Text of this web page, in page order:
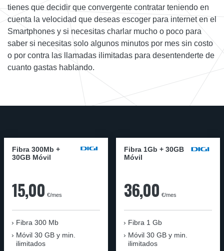
tienes que decidir que convergente contratar teniendo en
cuenta la velocidad que deseas escoger para internet en el
Smartphones y si necesitas charlar mucho o poco para
saber si necesitas solo algunos minutos por mes sin costo
o por contra las llamadas ilimitadas para desentenderte de
cuanto gastas hablando.
Fibra 300Mb +
30GB Móvil
15,00 €/mes
Fibra 300 Mb
Móvil 30 GB y min.
ilimitados
Fibra 1Gb + 30GB
Móvil
36,00 €/mes
Fibra 1 Gb
Móvil 30 GB y min.
ilimitados